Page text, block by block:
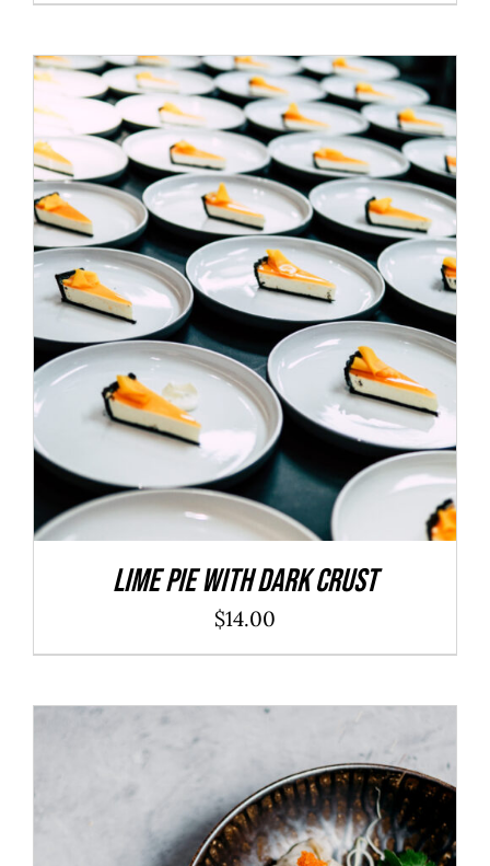
ADD TO CART DÉTAILS
Lime Pie With Dark Crust
$14.00